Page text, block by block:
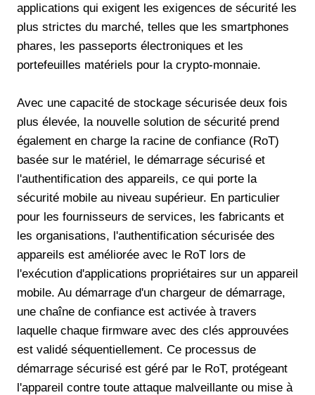
applications qui exigent les exigences de sécurité les
plus strictes du marché, telles que les smartphones
phares, les passeports électroniques et les
portefeuilles matériels pour la crypto-monnaie.
Avec une capacité de stockage sécurisée deux fois
plus élevée, la nouvelle solution de sécurité prend
également en charge la racine de confiance (RoT)
basée sur le matériel, le démarrage sécurisé et
l'authentification des appareils, ce qui porte la
sécurité mobile au niveau supérieur. En particulier
pour les fournisseurs de services, les fabricants et
les organisations, l'authentification sécurisée des
appareils est améliorée avec le RoT lors de
l'exécution d'applications propriétaires sur un appareil
mobile. Au démarrage d'un chargeur de démarrage,
une chaîne de confiance est activée à travers
laquelle chaque firmware avec des clés approuvées
est validé séquentiellement. Ce processus de
démarrage sécurisé est géré par le RoT, protégeant
l'appareil contre toute attaque malveillante ou mise à